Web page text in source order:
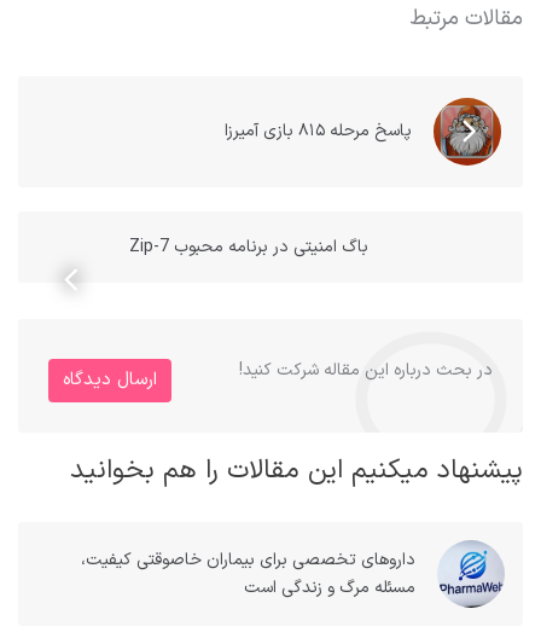
مقالات مرتبط
پاسخ مرحله ۸۱۵ بازی آمیرزا
باگ امنیتی در برنامه محبوب 7-Zip
در بحث درباره این مقاله شرکت کنید! ارسال دیدگاه
پیشنهاد میکنیم این مقالات را هم بخوانید
داروهای تخصصی برای بیماران خاصوقتی کیفیت،
مسئله مرگ و زندگی است